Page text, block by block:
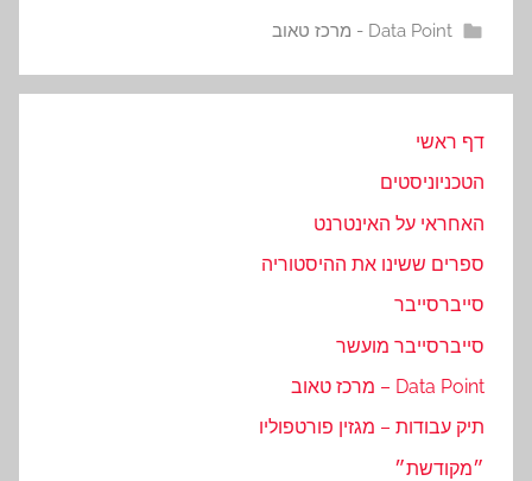
Data Point - מרכז טאוב
דף ראשי
הטכניוניסטים
האחראי על האינטרנט
ספרים ששינו את ההיסטוריה
סייברסייבר
סייברסייבר מועשר
Data Point – מרכז טאוב
תיק עבודות – מגזין פורטפוליו
״מקודשת״